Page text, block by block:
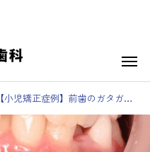
【小児矯正症例】前歯のガタガタ・スペース不足を1年8ヶ月で改善！7歳女の子のインビザラインファースト治療